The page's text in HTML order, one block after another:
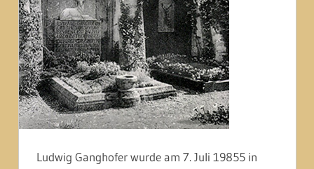
Ludwig Ganghofer wurde am 7. Juli 19855 in